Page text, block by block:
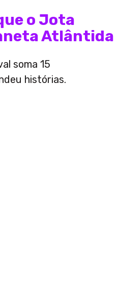
o Jota
Atlântida
soma 15
histórias.